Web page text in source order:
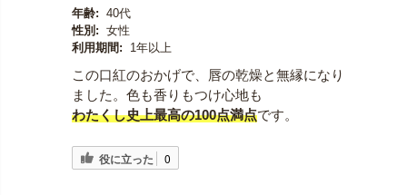
年齢: 40代
性別: 女性
利用期間:
1年以上
この口紅のおかげで、唇の乾燥と無縁になり
ました。色も香りもつけ心地も
わたくし史上最高の100点満点です。
役に立った 0